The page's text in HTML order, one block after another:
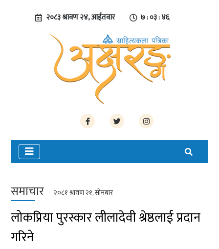
२०८३ श्रावण २४, आईतवार ७ : ०३ : ४६
समाचार २०८१ श्रावण २१, सोमबार
लोकप्रिया पुरस्कार लीलादेवी श्रेष्ठलाई प्रदान
गरिने